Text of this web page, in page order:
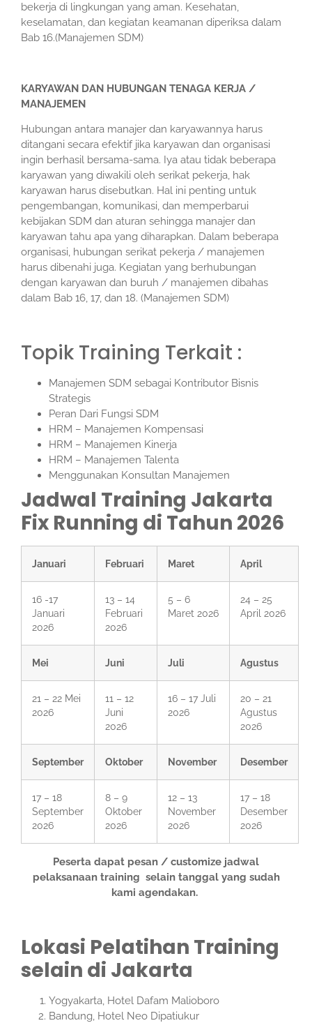
bekerja di lingkungan yang aman. Kesehatan,
keselamatan, dan kegiatan keamanan diperiksa dalam
Bab 16.(Manajemen SDM)
KARYAWAN DAN HUBUNGAN TENAGA KERJA /
MANAJEMEN
Hubungan antara manajer dan karyawannya harus
ditangani secara efektif jika karyawan dan organisasi
ingin berhasil bersama-sama. Iya atau tidak beberapa
karyawan yang diwakili oleh serikat pekerja, hak
karyawan harus disebutkan. Hal ini penting untuk
pengembangan, komunikasi, dan memperbarui
kebijakan SDM dan aturan sehingga manajer dan
karyawan tahu apa yang diharapkan. Dalam beberapa
organisasi, hubungan serikat pekerja / manajemen
harus dibenahi juga. Kegiatan yang berhubungan
dengan karyawan dan buruh / manajemen dibahas
dalam Bab 16, 17, dan 18. (Manajemen SDM)
Topik Training Terkait :
Manajemen SDM sebagai Kontributor Bisnis
Strategis
Peran Dari Fungsi SDM
HRM – Manajemen Kompensasi
HRM – Manajemen Kinerja
HRM – Manajemen Talenta
Menggunakan Konsultan Manajemen
Jadwal Training Jakarta
Fix Running di Tahun 2026
Januari Februari Maret April
16 -17
Januari
2026
13 – 14
Februari
2026
5 – 6
Maret 2026
24 – 25
April 2026
Mei Juni Juli Agustus
21 – 22 Mei
2026
11 – 12
Juni
2026
16 – 17 Juli
2026
20 – 21
Agustus
2026
September Oktober November Desember
17 – 18
September
2026
8 – 9
Oktober
2026
12 – 13
November
2026
17 – 18
Desember
2026
Peserta dapat pesan / customize jadwal
pelaksanaan training selain tanggal yang sudah
kami agendakan.
Lokasi Pelatihan Training
selain di Jakarta
Yogyakarta, Hotel Dafam Malioboro
Bandung, Hotel Neo Dipatiukur